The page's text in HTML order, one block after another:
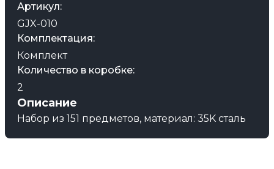
Артикул:
GJX-010
Комплектация:
Комплект
Количество в коробке:
2
Описание
Набор из 151 предметов, материал: 35K сталь